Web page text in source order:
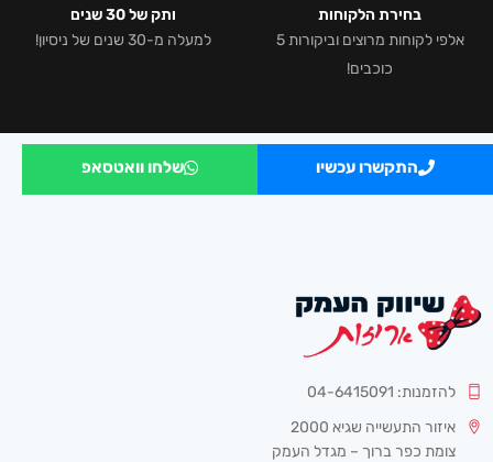
בחירת הלקוחות
אלפי לקוחות מרוצים וביקורות 5
כוכבים!
ותק של 30 שנים
למעלה מ-30 שנים של ניסיון!
התקשרו עכשיו שלחו וואטסאפ
להזמנות: 04-6415091
איזור התעשייה שגיא 2000
צומת כפר ברוך – מגדל העמק